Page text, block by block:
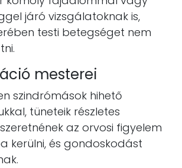
járó vizsgálatoknak is,
testi betegséget nem
mesterei
szindrómások hihető
tüneteik részletes
az orvosi figyelem
kerülni, és gondoskodást